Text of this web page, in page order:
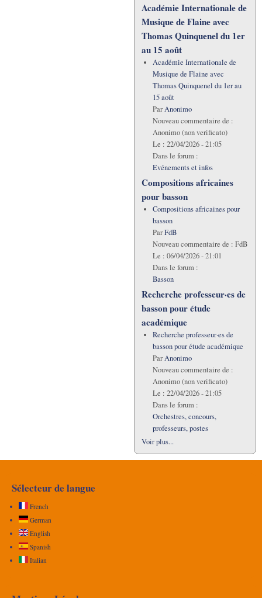
Académie Internationale de
Musique de Flaine avec
Thomas Quinquenel du 1er
au 15 août
Académie Internationale de
Musique de Flaine avec
Thomas Quinquenel du 1er au
15 août
ParAnonimo
Nouveau commentaire de :
Anonimo (non verificato)
Le : 22/04/2026 - 21:05
Dans le forum :
Evénements et infos
Compositions africaines
pour basson
Compositions africaines pour
basson
ParFdB
Nouveau commentaire de : FdB
Le : 06/04/2026 - 21:01
Dans le forum :
Basson
Recherche professeur·es de
basson pour étude
académique
Recherche professeur·es de
basson pour étude académique
ParAnonimo
Nouveau commentaire de :
Anonimo (non verificato)
Le : 22/04/2026 - 21:05
Dans le forum :
Orchestres, concours,
professeurs, postes
Voir plus...
Sélecteur de langue
French
German
English
Spanish
Italian